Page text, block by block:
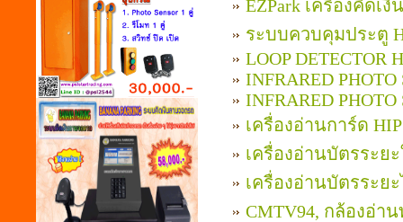
EZPark เครื่องคิดเ
ระบบควบคุมประตู
LOOP DETECTOR
INFRARED PHOTO
INFRARED PHOTO
เครื่องอ่านการ์ด
เครื่องอ่านบัตรระยะ
เครื่องอ่านบัตรระยะ
CMTV94, กล้องอ่า